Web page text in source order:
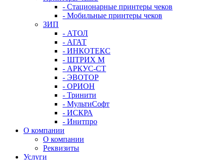
- Стационарные принтеры чеков
- Мобильные принтеры чеков
ЗИП
- АТОЛ
- АГАТ
- ИНКОТЕКС
- ШТРИХ М
- АРКУС-СТ
- ЭВОТОР
- ОРИОН
- Тринити
- МультиСофт
- ИСКРА
- Инитпро
О компании
О компании
Реквизиты
Услуги